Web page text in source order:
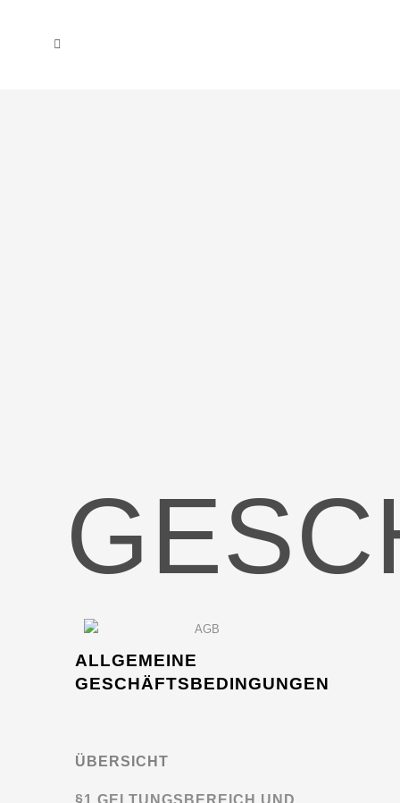
ALLGEMEINE
GESCHÄFTSBEDINGUNGEN
ÜBERSICHT
§1 GELTUNGSBEREICH UND